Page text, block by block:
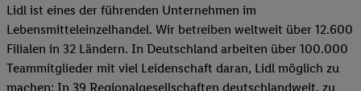
Lidl ist eines der führenden Unternehmen im
Lebensmitteleinzelhandel. Wir betreiben weltweit über 12.600
Filialen in 32 Ländern. In Deutschland arbeiten über 100.000
Teammitglieder mit viel Leidenschaft daran, Lidl möglich zu
machen: In 39 Regionalgesellschaften deutschlandweit, zu